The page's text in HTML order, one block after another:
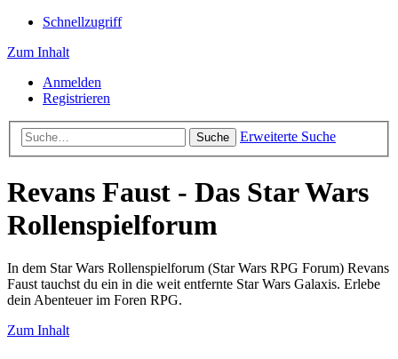
Schnellzugriff
Zum Inhalt
Anmelden
Registrieren
Suche Erweiterte Suche
Revans Faust - Das Star Wars
Rollenspielforum
In dem Star Wars Rollenspielforum (Star Wars RPG Forum) Revans
Faust tauchst du ein in die weit entfernte Star Wars Galaxis. Erlebe
dein Abenteuer im Foren RPG.
Zum Inhalt